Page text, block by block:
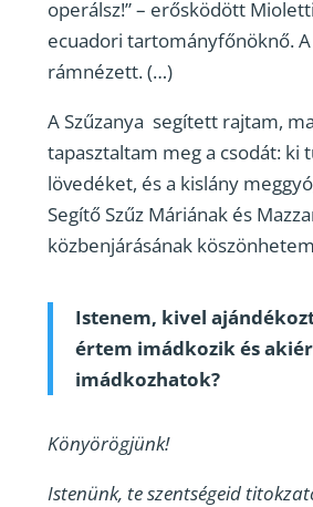
operálsz!” – erősködött
ecuadori tartományfőnöknő.
rámnézett. (…)
A Szűzanya segített rajtam,
tapasztaltam meg a csodát: ki
lövedéket, és a kislány
Segítő Szűz Máriának és
közbenjárásának
Istenem, kivel
értem imádkozik és
imádkozhatok?
Könyörögjünk!
Istenünk, te szentségeid